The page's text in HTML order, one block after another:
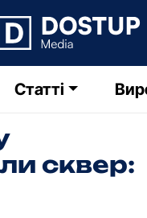
Статті
сквер: